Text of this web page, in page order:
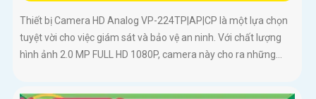
Thiết bị Camera HD Analog VP-224TP|AP|CP là một lựa chọn
tuyệt vời cho việc giám sát và bảo vệ an ninh. Với chất lượng
hình ảnh 2.0 MP FULL HD 1080P, camera này cho ra những...